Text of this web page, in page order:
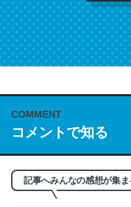
COMMENT
コメントで知る
記事へみんなの感想が集ま
これは名文。彼はとて
う。英語少しでも読め
─今のこの状況が信じられ